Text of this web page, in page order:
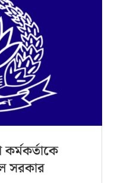
সরকার